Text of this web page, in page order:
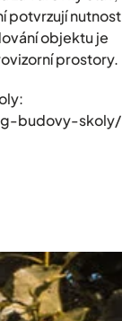
potvrzují nutnost
objektu je
prostory.
budovy-skoly/